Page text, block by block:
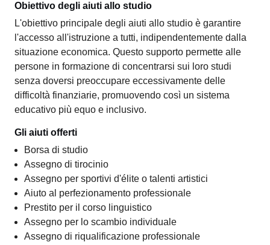
Obiettivo degli aiuti allo studio
L'obiettivo principale degli aiuti allo studio è garantire
l'accesso all'istruzione a tutti, indipendentemente dalla
situazione economica. Questo supporto permette alle
persone in formazione di concentrarsi sui loro studi
senza doversi preoccupare eccessivamente delle
difficoltà finanziarie, promuovendo così un sistema
educativo più equo e inclusivo.
Gli aiuti offerti
Borsa di studio
Assegno di tirocinio
Assegno per sportivi d'élite o talenti artistici
Aiuto al perfezionamento professionale
Prestito per il corso linguistico
Assegno per lo scambio individuale
Assegno di riqualificazione professionale